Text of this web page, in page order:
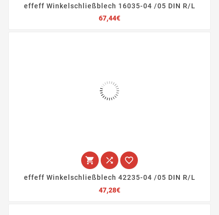
effeff Winkelschließblech 16035-04 /05 DIN R/L
67,44€Preis
  
effeff Winkelschließblech 42235-04 /05 DIN R/L
47,28€Preis